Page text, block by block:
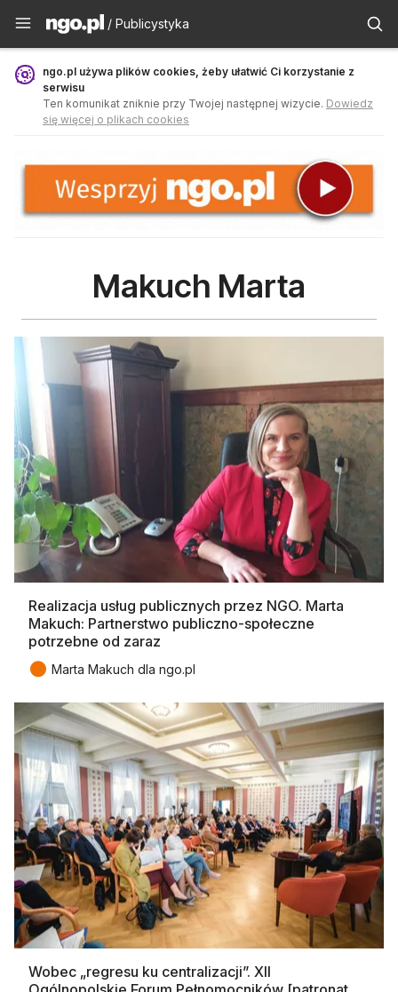
Publicystyka - ngo.pl
/ Publicystyka
ngo.pl używa plików cookies, żeby ułatwić Ci korzystanie z
serwisu
Ten komunikat zniknie przy Twojej następnej wizycie. Dowiedz
się więcej o plikach cookies
Makuch Marta
Realizacja usług publicznych przez NGO. Marta
Makuch: Partnerstwo publiczno-społeczne
potrzebne od zaraz
● Marta Makuch dla ngo.pl
Wobec „regresu ku centralizacji”. XII